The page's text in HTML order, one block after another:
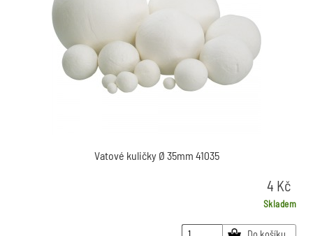
Vatové kuličky Ø 35mm 41035
4 Kč
Skladem